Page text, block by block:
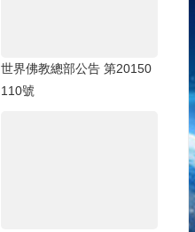
世界佛教總部公告 第20150
110號